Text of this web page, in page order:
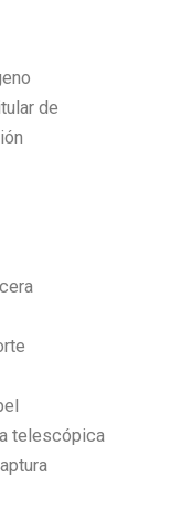
de
telescópica